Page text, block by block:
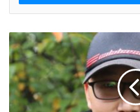
r
o
u
r
E
m
a